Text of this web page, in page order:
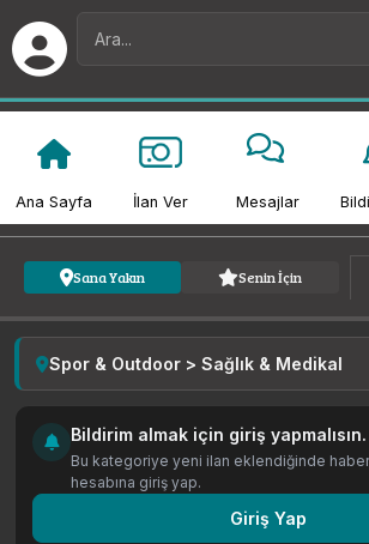
Ana Sayfa İlan Ver Mesajlar
Sana Yakın Senin İçin
Spor & Outdoor > Sağlık & Medikal
Bildirim almak için giriş yapmalısın.
Bu kategoriye yeni ilan eklendiğinde
hesabına giriş yap.
Giriş Yap